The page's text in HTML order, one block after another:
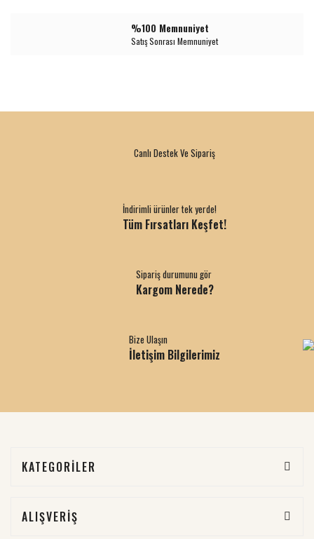
%100 Memnuniyet
Satış Sonrası Memnuniyet
Canlı Destek Ve Sipariş
İndirimli ürünler tek yerde!
Tüm Fırsatları Keşfet!
Sipariş durumunu gör
Kargom Nerede?
Bize Ulaşın
İletişim Bilgilerimiz
KATEGORİLER
ALIŞVERİŞ